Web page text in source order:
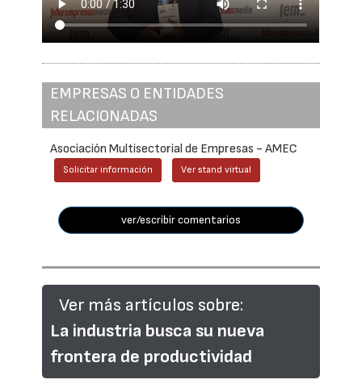
EMPRESAS O ENTIDADES
RELACIONADAS
Asociación Multisectorial de Empresas - AMEC
Solicitar información Ver stand virtual
ver/escribir comentarios
Ver más artículos sobre:
La industria busca su nueva
frontera de productividad